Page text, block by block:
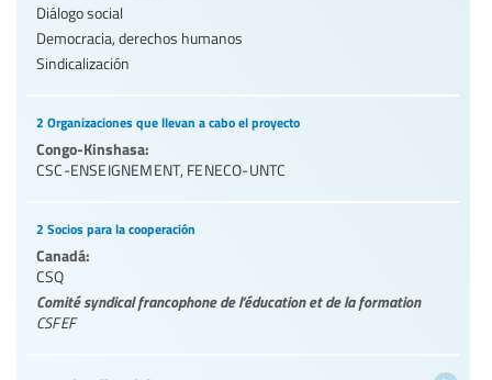
Diálogo social
Democracia, derechos humanos
Sindicalización
2 Organizaciones que llevan a cabo el proyecto
Congo-Kinshasa:
CSC-ENSEIGNEMENT, FENECO-UNTC
2 Socios para la cooperación
Canadá:
CSQ
Comité syndical francophone de l’éducation et de la formation
CSFEF